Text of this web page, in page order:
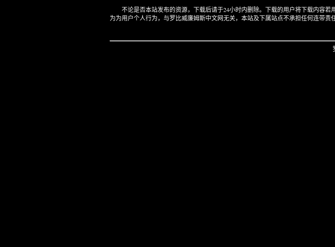
不论是否本站发布的资源，下载后请于24小时内删除。下载的用户将下载内容
为为用户个人行为，与罗比威廉姆斯中文网无关，本站及下属站点不承担任何连带责任